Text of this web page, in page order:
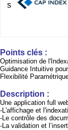
s
Points clés :
Optimisation de
Guidance Intuitive
Flexibilité
Description :
Une application full
-L'affichage et
-Le contrôle des
-La validation et